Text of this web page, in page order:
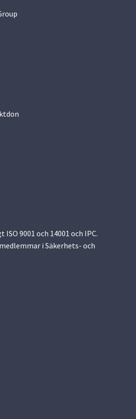
9001 och 14001 och IPC.
i Säkerhets- och